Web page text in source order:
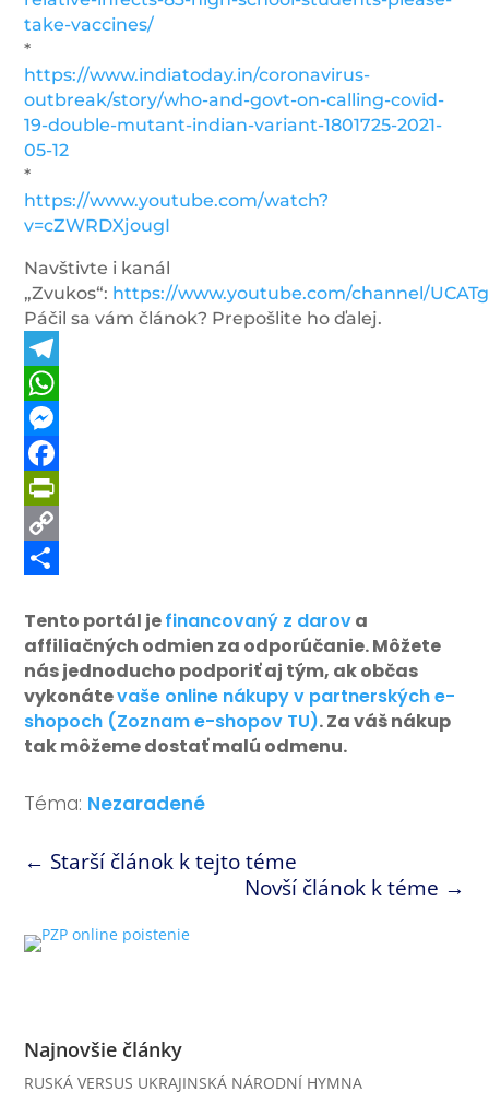
take-vaccines/
*
https://www.indiatoday.in/coronavirus-
outbreak/story/who-and-govt-on-calling-covid-
19-double-mutant-indian-variant-1801725-2021-
05-12
*
https://www.youtube.com/watch?
v=cZWRDXjougI
Navštivte i kanál
„Zvukos“: https://www.youtube.com/channel/
Páčil sa vám článok? Prepošlite ho ďalej.
Telegram
WhatsApp
Messenger
Facebook
PrintFriendly
Copy
Tento portál jefinancovaný z darova
affiliačných odmien za odporúčanie. Môžete
nás jednoducho podporiť aj tým, ak občas
vykonátevaše online nákupy v partnerských e-
shopoch (Zoznam e-shopov TU). Za váš nákup
tak môžeme dostať malú odmenu.
Téma: Nezaradené
← Starší článok k tejto téme
Novší článok k téme →
Najnovšie články
RUSKÁ VERSUS UKRAJINSKÁ NÁRODNÍ HYMNA